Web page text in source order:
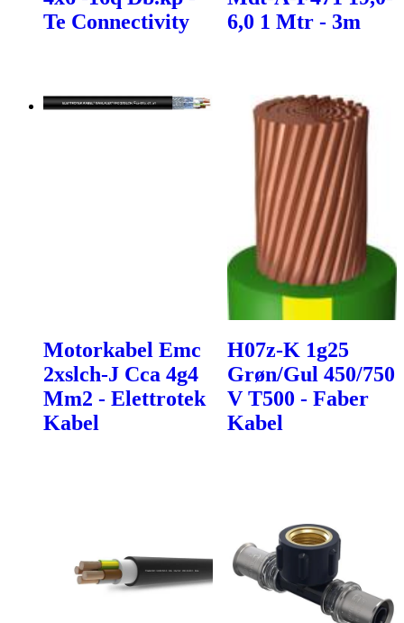
Te Connectivity
6,0 1 Mtr - 3m
Motorkabel Emc
2xslch-J Cca 4g4
Mm2 - Elettrotek
Kabel
H07z-K 1g25
Grøn/Gul 450/750
V T500 - Faber
Kabel